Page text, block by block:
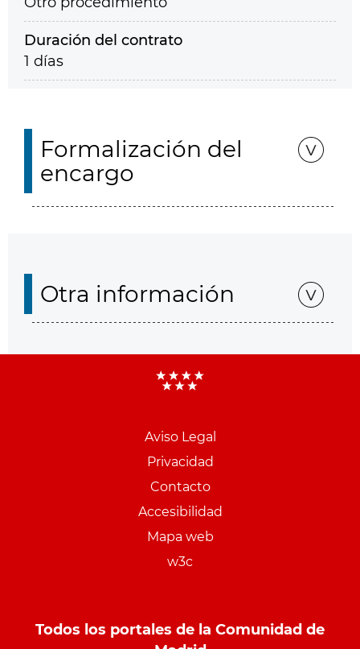
Duración del contrato
1 días
Formalización del
encargo
Otra información
Aviso Legal
Privacidad
Contacto
Accesibilidad
Mapa web
w3c
Todos los portales de la Comunidad de